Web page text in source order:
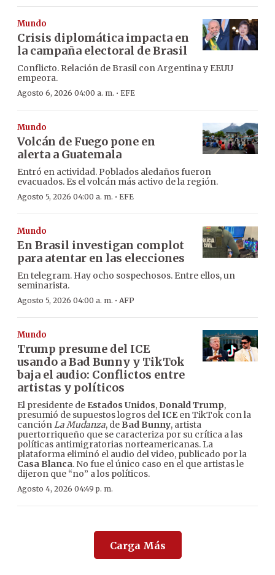
Mundo
Crisis diplomática impacta en
la campaña electoral de Brasil
Conflicto. Relación de Brasil con Argentina y EEUU
empeora.
Agosto 6, 2026 04:00 a. m. · EFE
Mundo
Volcán de Fuego pone en
alerta a Guatemala
Entró en actividad. Poblados aledaños fueron
evacuados. Es el volcán más activo de la región.
Agosto 5, 2026 04:00 a. m. · EFE
Mundo
En Brasil investigan complot
para atentar en las elecciones
En telegram. Hay ocho sospechosos. Entre ellos, un
seminarista.
Agosto 5, 2026 04:00 a. m. · AFP
Mundo
Trump presume del ICE
usando a Bad Bunny y TikTok
baja el audio: Conflictos entre
artistas y políticos
El presidente de Estados Unidos, Donald Trump,
presumió de supuestos logros delICE en TikTok con la
canciónLa Mudanza, de Bad Bunny, artista
puertorriqueño que se caracteriza por su crítica a las
políticas antimigratorias norteamericanas. La
plataforma eliminó el audio del video, publicado por la
Casa Blanca. No fue el único caso en el que artistas le
dijeron que “no” a los políticos.
Agosto 4, 2026 04:49 p. m.
Carga Más